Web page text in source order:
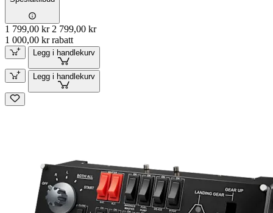
1 799,00 kr 2 799,00 kr
1 000,00 kr rabatt
Legg i handlekurv
Legg i handlekurv